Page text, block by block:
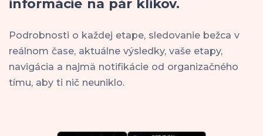
informácie na pár klikov.
Podrobnosti o každej etape, sledovanie bežca v
reálnom čase, aktuálne výsledky, vaše etapy,
navigácia a najmä notifikácie od organizačného
tímu, aby ti nič neuniklo.